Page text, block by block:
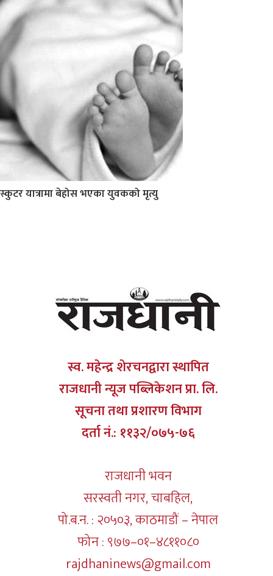
स्कुटर यात्रामा बेहोस भएका युवकको मृत्यु
स्व. महेन्द्र शेरचनद्वारा स्थापित
राजधानी न्यूज पब्लिकेशन प्रा. लि.
सूचना तथा प्रशारण विभाग
दर्ता नं.: ११३२/०७५-७६
राजधानी भवन
सरस्वती नगर, चाबहिल,
पो.ब.न. : २०५०३, काठमाडौं – नेपाल
फोन : ९७७–०१–४८११०८०
rajdhaninews@gmail.com